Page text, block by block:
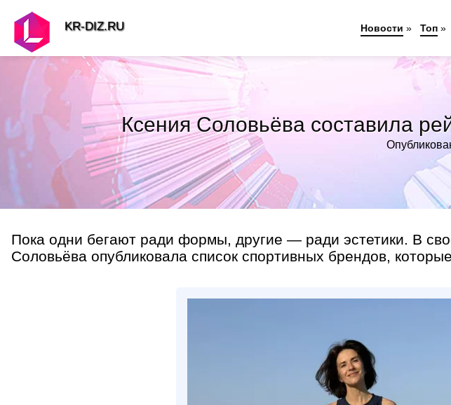
Ксения Соловьёва составила
Пока одни бегают ради формы, другие — ради эстетики. В
Соловьёва опубликовала список спортивных брендов,
KR-DIZ.RU Новости » Топ »